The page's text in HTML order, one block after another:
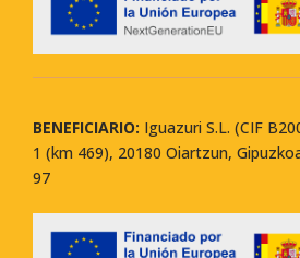
BENEFICIARIO: Iguazuri S.L. (CIF
1 (km 469), 20180 Oiartzun,
97